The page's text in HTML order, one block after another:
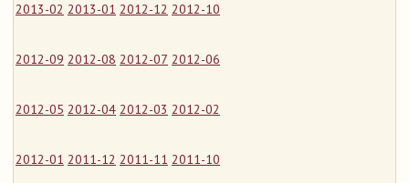
2013-02 2013-01 2012-12 2012-10
2012-09 2012-08 2012-07 2012-06
2012-05 2012-04 2012-03 2012-02
2012-01 2011-12 2011-11 2011-10